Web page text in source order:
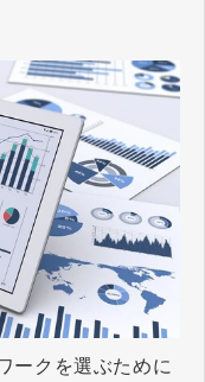
ークを選ぶために